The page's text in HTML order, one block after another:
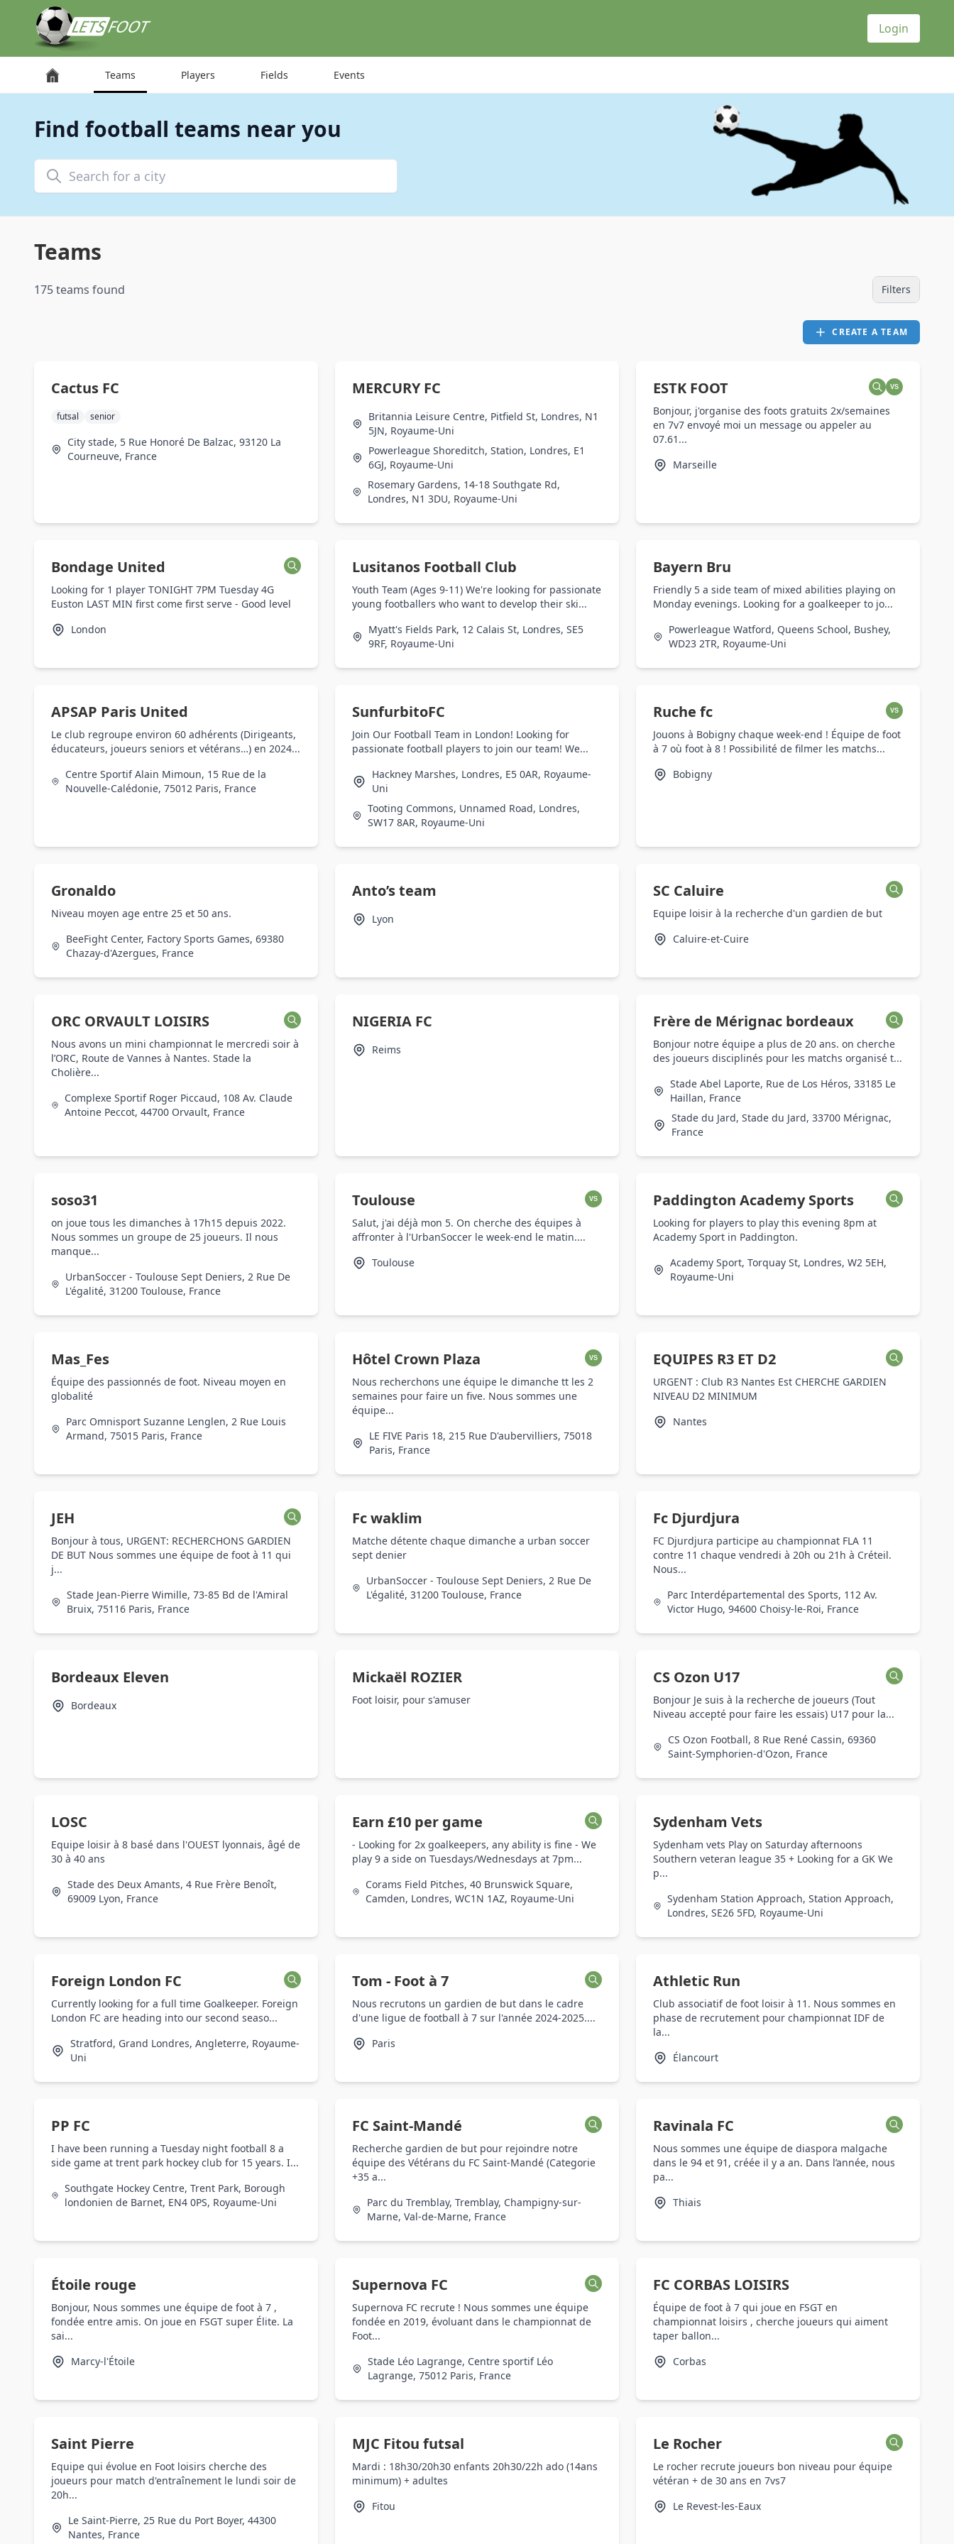
Login
Teams Players Fields Events
Find football teams near you
Search for a city
Teams
175 teams found Filters
CREATE A TEAM
Cactus FC
futsal senior
City stade, 5 Rue Honoré De Balzac, 93120 La
Courneuve, France
MERCURY FC
Britannia Leisure Centre, Pitfield St, Londres, N1
5JN, Royaume-Uni
Powerleague Shoreditch, Station, Londres, E1
6GJ, Royaume-Uni
Rosemary Gardens, 14-18 Southgate Rd,
Londres, N1 3DU, Royaume-Uni
ESTK FOOT VS
Bonjour, j'organise des foots gratuits 2x/semaines
en 7v7 envoyé moi un message ou appeler au
07.61...
Marseille
Bondage United
Looking for 1 player TONIGHT 7PM Tuesday 4G
Euston LAST MIN first come first serve - Good level
London
Lusitanos Football Club
Youth Team (Ages 9-11) We're looking for passionate
young footballers who want to develop their ski...
Myatt's Fields Park, 12 Calais St, Londres, SE5
9RF, Royaume-Uni
Bayern Bru
Friendly 5 a side team of mixed abilities playing on
Monday evenings. Looking for a goalkeeper to jo...
Powerleague Watford, Queens School, Bushey,
WD23 2TR, Royaume-Uni
APSAP Paris United
Le club regroupe environ 60 adhérents (Dirigeants,
éducateurs, joueurs seniors et vétérans…) en 2024...
Centre Sportif Alain Mimoun, 15 Rue de la
Nouvelle-Calédonie, 75012 Paris, France
SunfurbitoFC
Join Our Football Team in London! Looking for
passionate football players to join our team! We...
Hackney Marshes, Londres, E5 0AR, Royaume-
Uni
Tooting Commons, Unnamed Road, Londres,
SW17 8AR, Royaume-Uni
Ruche fc VS
Jouons à Bobigny chaque week-end ! Équipe de foot
à 7 où foot à 8 ! Possibilité de filmer les matchs...
Bobigny
Gronaldo
Niveau moyen age entre 25 et 50 ans.
BeeFight Center, Factory Sports Games, 69380
Chazay-d'Azergues, France
Anto’s team
Lyon
SC Caluire
Equipe loisir à la recherche d'un gardien de but
Caluire-et-Cuire
ORC ORVAULT LOISIRS
Nous avons un mini championnat le mercredi soir à
l’ORC, Route de Vannes à Nantes. Stade la
Cholière...
Complexe Sportif Roger Piccaud, 108 Av. Claude
Antoine Peccot, 44700 Orvault, France
NIGERIA FC
Reims
Frère de Mérignac bordeaux
Bonjour notre équipe a plus de 20 ans. on cherche
des joueurs disciplinés pour les matchs organisé t...
Stade Abel Laporte, Rue de Los Héros, 33185 Le
Haillan, France
Stade du Jard, Stade du Jard, 33700 Mérignac,
France
soso31
on joue tous les dimanches à 17h15 depuis 2022.
Nous sommes un groupe de 25 joueurs. Il nous
manque...
UrbanSoccer - Toulouse Sept Deniers, 2 Rue De
L'égalité, 31200 Toulouse, France
Toulouse VS
Salut, j'ai déjà mon 5. On cherche des équipes à
affronter à l'UrbanSoccer le week-end le matin....
Toulouse
Paddington Academy Sports
Looking for players to play this evening 8pm at
Academy Sport in Paddington.
Academy Sport, Torquay St, Londres, W2 5EH,
Royaume-Uni
Mas_Fes
Équipe des passionnés de foot. Niveau moyen en
globalité
Parc Omnisport Suzanne Lenglen, 2 Rue Louis
Armand, 75015 Paris, France
Hôtel Crown Plaza VS
Nous recherchons une équipe le dimanche tt les 2
semaines pour faire un five. Nous sommes une
équipe...
LE FIVE Paris 18, 215 Rue D'aubervilliers, 75018
Paris, France
EQUIPES R3 ET D2
URGENT : Club R3 Nantes Est CHERCHE GARDIEN
NIVEAU D2 MINIMUM
Nantes
JEH
Bonjour à tous, URGENT: RECHERCHONS GARDIEN
DE BUT Nous sommes une équipe de foot à 11 qui
j...
Stade Jean-Pierre Wimille, 73-85 Bd de l'Amiral
Bruix, 75116 Paris, France
Fc waklim
Matche détente chaque dimanche a urban soccer
sept denier
UrbanSoccer - Toulouse Sept Deniers, 2 Rue De
L'égalité, 31200 Toulouse, France
Fc Djurdjura
FC Djurdjura participe au championnat FLA 11
contre 11 chaque vendredi à 20h ou 21h à Créteil.
Nous...
Parc Interdépartemental des Sports, 112 Av.
Victor Hugo, 94600 Choisy-le-Roi, France
Bordeaux Eleven
Bordeaux
Mickaël ROZIER
Foot loisir, pour s'amuser
CS Ozon U17
Bonjour Je suis à la recherche de joueurs (Tout
Niveau accepté pour faire les essais) U17 pour la...
CS Ozon Football, 8 Rue René Cassin, 69360
Saint-Symphorien-d'Ozon, France
LOSC
Equipe loisir à 8 basé dans l'OUEST lyonnais, âgé de
30 à 40 ans
Stade des Deux Amants, 4 Rue Frère Benoît,
69009 Lyon, France
Earn £10 per game
- Looking for 2x goalkeepers, any ability is fine - We
play 9 a side on Tuesdays/Wednesdays at 7pm...
Corams Field Pitches, 40 Brunswick Square,
Camden, Londres, WC1N 1AZ, Royaume-Uni
Sydenham Vets
Sydenham vets Play on Saturday afternoons
Southern veteran league 35 + Looking for a GK We
p...
Sydenham Station Approach, Station Approach,
Londres, SE26 5FD, Royaume-Uni
Foreign London FC
Currently looking for a full time Goalkeeper. Foreign
London FC are heading into our second seaso...
Stratford, Grand Londres, Angleterre, Royaume-
Uni
Tom - Foot à 7
Nous recrutons un gardien de but dans le cadre
d'une ligue de football à 7 sur l'année 2024-2025....
Paris
Athletic Run
Club associatif de foot loisir à 11. Nous sommes en
phase de recrutement pour championnat IDF de
la...
Élancourt
PP FC
I have been running a Tuesday night football 8 a
side game at trent park hockey club for 15 years. I...
Southgate Hockey Centre, Trent Park, Borough
londonien de Barnet, EN4 0PS, Royaume-Uni
FC Saint-Mandé
Recherche gardien de but pour rejoindre notre
équipe des Vétérans du FC Saint-Mandé (Categorie
+35 a...
Parc du Tremblay, Tremblay, Champigny-sur-
Marne, Val-de-Marne, France
Ravinala FC
Nous sommes une équipe de diaspora malgache
dans le 94 et 91, créée il y a an. Dans l’année, nous
pa...
Thiais
Étoile rouge
Bonjour, Nous sommes une équipe de foot à 7 ,
fondée entre amis. On joue en FSGT super Élite. La
sai...
Marcy-l'Étoile
Supernova FC
Supernova FC recrute ! Nous sommes une équipe
fondée en 2019, évoluant dans le championnat de
Foot...
Stade Léo Lagrange, Centre sportif Léo
Lagrange, 75012 Paris, France
FC CORBAS LOISIRS
Équipe de foot à 7 qui joue en FSGT en
championnat loisirs , cherche joueurs qui aiment
taper ballon...
Corbas
Saint Pierre
Equipe qui évolue en Foot loisirs cherche des
joueurs pour match d'entraînement le lundi soir de
20h...
Le Saint-Pierre, 25 Rue du Port Boyer, 44300
Nantes, France
MJC Fitou futsal
Mardi : 18h30/20h30 enfants 20h30/22h ado (14ans
minimum) + adultes
Fitou
Le Rocher
Le rocher recrute joueurs bon niveau pour équipe
vétéran + de 30 ans en 7vs7
Le Revest-les-Eaux
Cookies management panel